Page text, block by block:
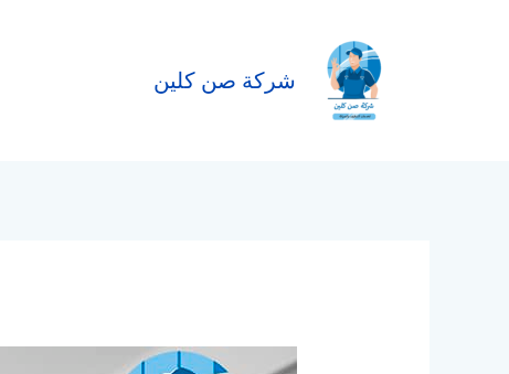
شركة صن كلين